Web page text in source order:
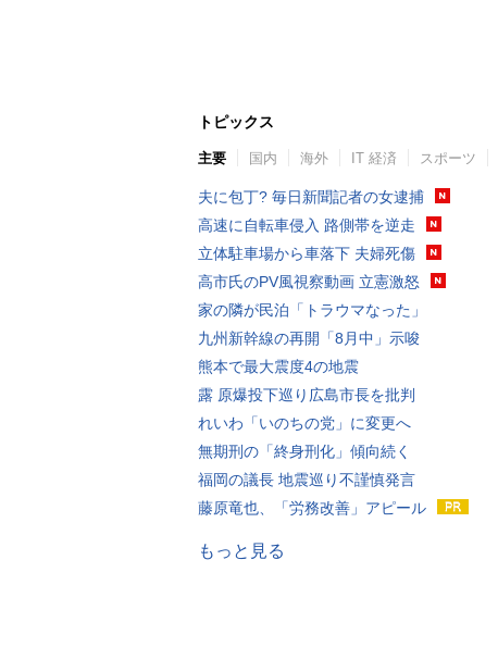
トピックス
主要 国内 海外 IT 経済 スポーツ
夫に包丁? 毎日新聞記者の女逮捕
高速に自転車侵入 路側帯を逆走
立体駐車場から車落下 夫婦死傷
高市氏のPV風視察動画 立憲激怒
家の隣が民泊「トラウマなった」
九州新幹線の再開「8月中」示唆
熊本で最大震度4の地震
露 原爆投下巡り広島市長を批判
れいわ「いのちの党」に変更へ
無期刑の「終身刑化」傾向続く
福岡の議長 地震巡り不謹慎発言
藤原竜也、「労務改善」アピール
もっと見る